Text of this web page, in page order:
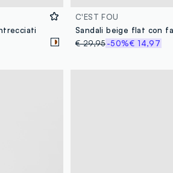
C'EST FOU
€ 29,95-50%€ 14,97